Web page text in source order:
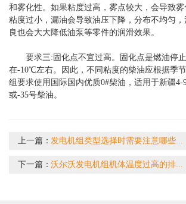
和雾化性。如果粘度过高，雾点较大，会导致
粘度过小，漏油会导致油压下降，分布不均匀
良也会大大降低油泵等零件的润滑效果。
要求三:固化点不宜过高。固化点是燃油停止
在-10℃左右。因此，不同粘度的柴油应根据季
组要求使用国际国内优质0#柴油，适用于新疆4-
或-35号柴油。
上一篇： 发电机组类型选择时需要注意哪些...
下一篇：沃尔沃发电机组机体温度过高的排...